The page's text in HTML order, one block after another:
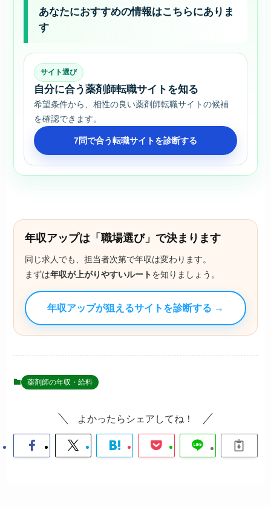
あなたにおすすめの情報はこちらにありま
す
サイト選び
自分に合う薬剤師転職サイトを知る
希望条件から、相性の良い薬剤師転職サイトの候補
を確認できます。
7問で合う転職サイトを診断する
年収アップは「職場選び」で決まります
同じ求人でも、担当者次第で年収は変わります。
まずは年収が上がりやすいルートを知りましょう。
年収アップが狙えるサイトを診断する →
薬剤師の年収・給料
よかったらシェアしてね！